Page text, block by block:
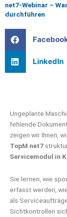
net7-Webinar –
durchführen
LinkedIn
Ungeplante
fehlende
zeigen wir Ihnen,
TopM net7
Servicemodul in
Sie lernen, wie
erfasst werden,
als
Sichtkontrollen